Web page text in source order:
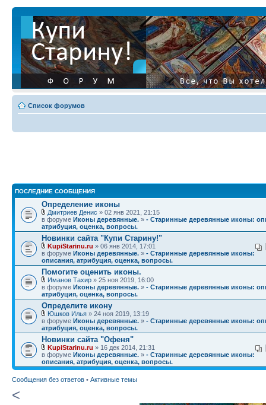
Список форумов
ПОСЛЕДНИЕ СООБЩЕНИЯ
Определение иконы
Дмитриев Денис » 02 янв 2021, 21:15
в форуме Иконы деревянные. » - Старинные деревянные иконы:
атрибуция, оценка, вопросы.
Новинки сайта "Купи Старину!"
KupiStarinu.ru » 06 янв 2014, 17:01
в форуме Иконы деревянные. » - Старинные деревянные иконы:
описания, атрибуция, оценка, вопросы.
Помогите оценить иконы.
Иманов Тахир » 25 ноя 2019, 16:00
в форуме Иконы деревянные. » - Старинные деревянные иконы:
атрибуция, оценка, вопросы.
Определите икону
Юшков Илья » 24 ноя 2019, 13:19
в форуме Иконы деревянные. » - Старинные деревянные иконы:
атрибуция, оценка, вопросы.
Новинки сайта "Офеня"
KupiStarinu.ru » 16 дек 2014, 21:31
в форуме Иконы деревянные. » - Старинные деревянные иконы:
описания, атрибуция, оценка, вопросы.
Сообщения без ответов • Активные темы
<